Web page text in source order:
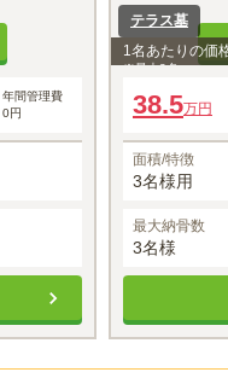
年間管理費
0円
テラス墓
1名あたりの価
※最大3名
38.5万円
面積/特徴
3名様用
最大納骨数
3名様